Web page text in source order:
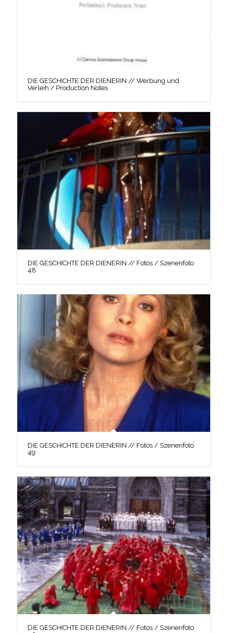
DIE GESCHICHTE DER DIENERIN // Werbung und
Verleih / Production Notes
DIE GESCHICHTE DER DIENERIN // Fotos / Szenenfoto
48
DIE GESCHICHTE DER DIENERIN // Fotos / Szenenfoto
49
DIE GESCHICHTE DER DIENERIN // Fotos / Szenenfoto